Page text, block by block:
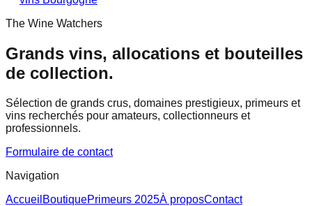
The Wine Watchers
Grands vins, allocations et bouteilles
de collection.
Sélection de grands crus, domaines prestigieux, primeurs et
vins recherchés pour amateurs, collectionneurs et
professionnels.
Formulaire de contact
Navigation
Accueil BoutiquePrimeurs 2025À proposContact